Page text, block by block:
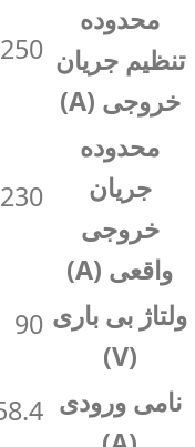
محدوده
تنظیم جریان
خروجی (A)
250~20
محدوده
جریان
خروجی
واقعی (A)
230
ولتاژ بی باری
(V)
90
نامی ورودی